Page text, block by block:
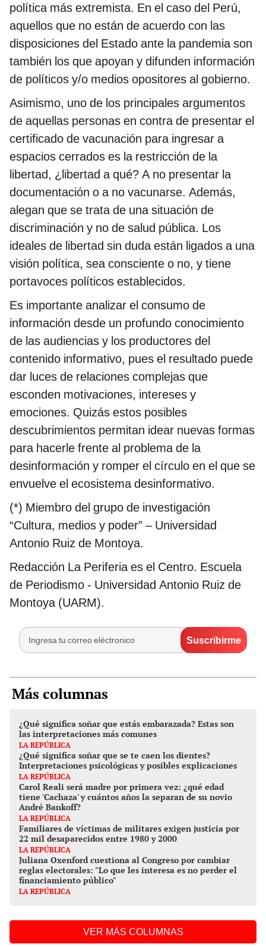
política más extremista. En el caso del Perú,
aquellos que no están de acuerdo con las
disposiciones del Estado ante la pandemia son
también los que apoyan y difunden información
de políticos y/o medios opositores al gobierno.
Asimismo, uno de los principales argumentos
de aquellas personas en contra de presentar el
certificado de vacunación para ingresar a
espacios cerrados es la restricción de la
libertad, ¿libertad a qué? A no presentar la
documentación o a no vacunarse. Además,
alegan que se trata de una situación de
discriminación y no de salud pública. Los
ideales de libertad sin duda están ligados a una
visión política, sea consciente o no, y tiene
portavoces políticos establecidos.
Es importante analizar el consumo de
información desde un profundo conocimiento
de las audiencias y los productores del
contenido informativo, pues el resultado puede
dar luces de relaciones complejas que
esconden motivaciones, intereses y
emociones. Quizás estos posibles
descubrimientos permitan idear nuevas formas
para hacerle frente al problema de la
desinformación y romper el círculo en el que se
envuelve el ecosistema desinformativo.
(*) Miembro del grupo de investigación
“Cultura, medios y poder” – Universidad
Antonio Ruiz de Montoya.
Redacción La Periferia es el Centro. Escuela
de Periodismo - Universidad Antonio Ruiz de
Montoya (UARM).
Más columnas
¿Qué significa soñar que estás embarazada? Estas son
las interpretaciones más comunes
LA REPÚBLICA
¿Qué significa soñar que se te caen los dientes?
Interpretaciones psicológicas y posibles explicaciones
LA REPÚBLICA
Carol Reali será madre por primera vez: ¿qué edad
tiene 'Cachaza' y cuántos años la separan de su novio
André Bankoff?
LA REPÚBLICA
Familiares de víctimas de militares exigen justicia por
22 mil desaparecidos entre 1980 y 2000
LA REPÚBLICA
Juliana Oxenford cuestiona al Congreso por cambiar
reglas electorales: "Lo que les interesa es no perder el
financiamiento público"
LA REPÚBLICA
VER MÁS COLUMNAS